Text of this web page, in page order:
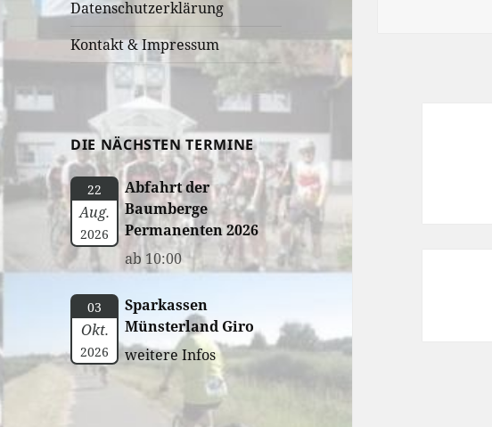
Datenschutzerklärung
Kontakt & Impressum
DIE NÄCHSTEN TERMINE
22
Aug.
2026
Abfahrt der
Baumberge
Permanenten 2026
ab 10:00
03
Okt.
2026
Sparkassen
Münsterland Giro
weitere Infos